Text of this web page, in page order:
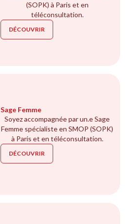
(SOPK) à Paris et en
téléconsultation.
DÉCOUVRIR
Sage Femme
Soyez accompagnée par un.e Sage
Femme spécialiste en SMOP (SOPK)
à Paris et en téléconsultation.
DÉCOUVRIR